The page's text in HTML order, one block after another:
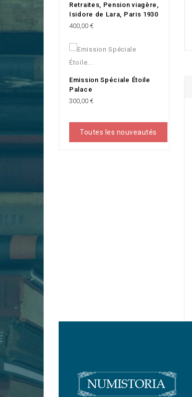
Retraites, Pension viagère,
Isidore de Lara, Paris 1930
Prix
400,00 €
Emission Spéciale Étoile
Palace
Prix
300,00 €
Toutes les nouveautés